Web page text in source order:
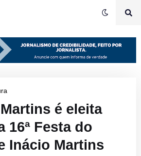
é eleita
16ª Festa do
Inácio Martins